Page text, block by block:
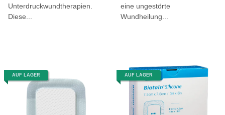
Unterdruckwundtherapien.
Diese...
eine ungestörte
Wundheilung...
AUF LAGER AUF LAGER